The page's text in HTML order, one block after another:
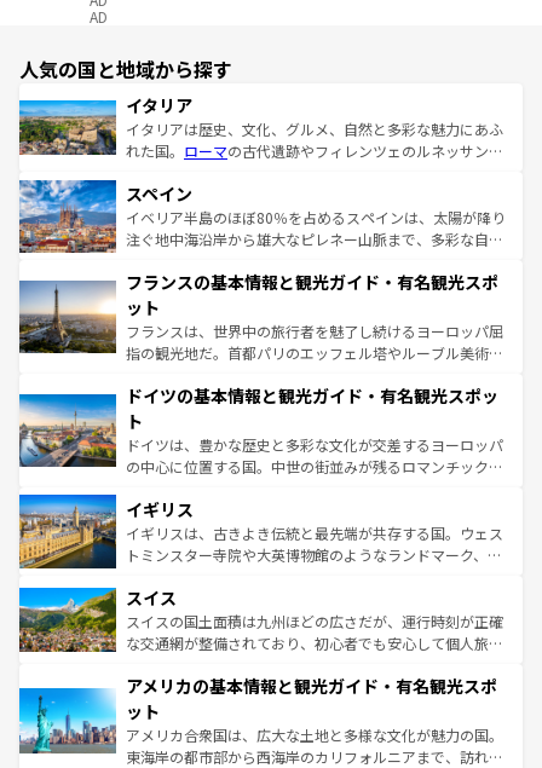
AD
人気の国と地域から探す
イタリア
イタリアは歴史、文化、グルメ、自然と多彩な魅力にあふ
れた国。 ローマの古代遺跡やフィレンツェのルネッサンス
ろん、トスカーナの美しい田園風景やアマルフィ海岸の絶
景など、自然景観も見逃せない。観光の合間には、本場の
ピザやパスタなど、絶品のイタリア料理を堪能することも
ませてくれるイタリアで、忘れられない旅をしてみよう！
なお、新着のイタリア情報は
しい。
スペイン
イベリア半島のほぼ80％を占めるスペインは、太陽が降り
注ぐ地中海沿岸から雄大なピレネー山脈まで、多彩な自然
文化が根付くこの国では、情熱的なフラメンコ、熱気あふ
れる闘牛、そして美味しいタパスが生活の一部となってい
る。首都マドリードの洗練された雰囲気や、バルセロナの
アートに溢れた街角から、地方では古代ローマ遺跡や中世
せる。地方によって風土や気候が異なるスペインはその個
ンテンツ一覧 を参照してほしい。
フランスの基本情報と観光ガイド・有名観光スポ
ット
フランスは、世界中の旅行者を魅了し続けるヨーロッパ屈
指の観光地だ。首都パリのエッフェル塔やルーブル美術館
で、幅広い魅力が詰まっている。華麗な宮殿、歴史的な大
聖堂、美しいビーチ、そして豊かな自然が、訪れる者を心
から魅了する。また、フランスは美食の国としても知ら
れ、フランス料理はユネスコ無形文化遺産にも登録されて
香り高いラベンダー畑など、多彩な楽しみ方が可能だ。さ
らに、パリ以外の地域にも魅力が溢れており、どの街角に
も豊かな歴史と文化が息づいている。パリ以外の個性あふ
を参照してほしい。
ドイツの基本情報と観光ガイド・有名観光スポッ
ト
ドイツは、豊かな歴史と多彩な文化が交差するヨーロッパ
の中心に位置する国。中世の街並みが残るロマンチック街
顔を持つこの国は、どこを歩いても飽きることがない。ベ
ルリンの文化的活気、バイエルン州のアルプスの絶景、そ
してライン川沿いのワイン畑といった風景は必見。ビール
は、お酒好きな人にはぜひ体験してほしい。 なお、新着の
ドイツ情報はコンテンツ一覧を参照してほしい。
イギリス
イギリスは、古きよき伝統と最先端が共存する国。ウェス
トミンスター寺院や大英博物館のようなランドマーク、歴
リアごとに異なる魅力がある。また、優雅なアフタヌーン
ティー、ビール好きにはたまらない英国パブ、サッカー観
戦など、本場だからこそできる体験も豊富。イギリスを旅
ンツ一覧を参照してほしい。
スイス
スイスの国土面積は九州ほどの広さだが、運行時刻が正確
な交通網が整備されており、初心者でも安心して個人旅行
の建物がそのまま残る町や、スイスならではのユニークな
博物館もあり、アルプス観光だけでなく町歩きも満喫する
ことができる。国民の所得が高いため物価も高いが、旅行
者向けの交通パス提供のサービスもあり、うまく活用すれ
アメリカの基本情報と観光ガイド・有名観光スポ
ット
アメリカ合衆国は、広大な土地と多様な文化が魅力の国。
東海岸の都市部から西海岸のカリフォルニアまで、訪れる